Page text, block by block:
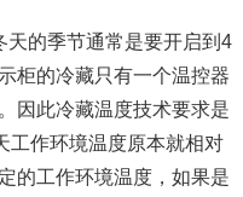
的季节通常是要开启到4
柜的冷藏只有一个温控器
因此冷藏温度技术要求是
工作环境温度原本就相对
的工作环境温度，如果是